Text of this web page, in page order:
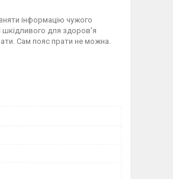
інформацію чужого
шкідливого для здоров'я
Сам пояс прати не можна.